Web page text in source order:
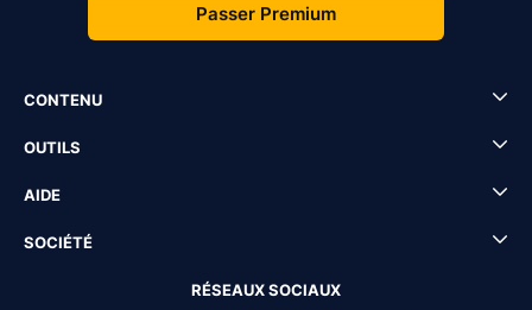
Passer Premium
CONTENU
OUTILS
AIDE
SOCIÉTÉ
RÉSEAUX SOCIAUX